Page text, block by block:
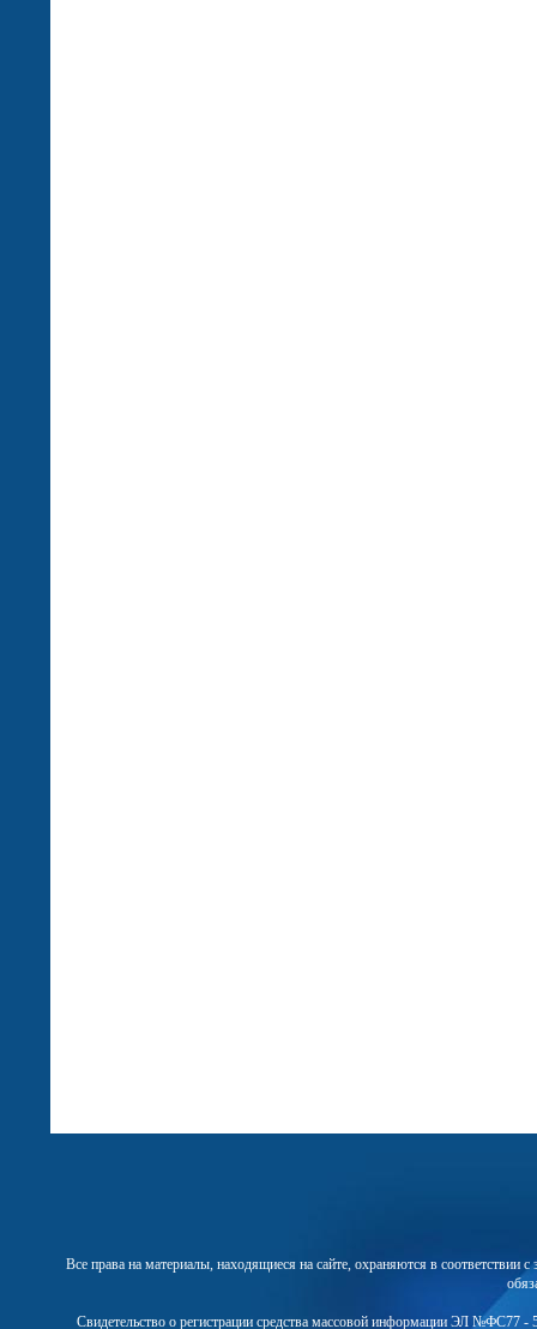
Все права на материалы, находящиеся на сайте, охраняются в
Свидетельство о регистрации средства массовой информации ЭЛ №ФС77